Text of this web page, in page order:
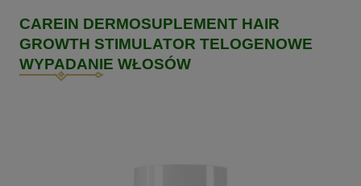
CAREIN DERMOSUPLEMENT HAIR
GROWTH STIMULATOR TELOGENOWE
WYPADANIE WŁOSÓW